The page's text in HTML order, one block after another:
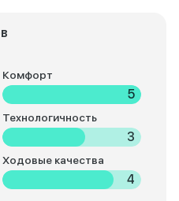
Комфорт
5
Технологичность
3
Ходовые качества
4